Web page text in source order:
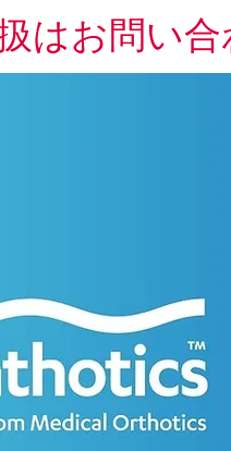
はお問い